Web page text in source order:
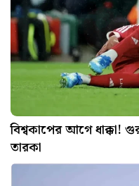
বিশ্বকাপের আগে ধাক্কা!
তারকা